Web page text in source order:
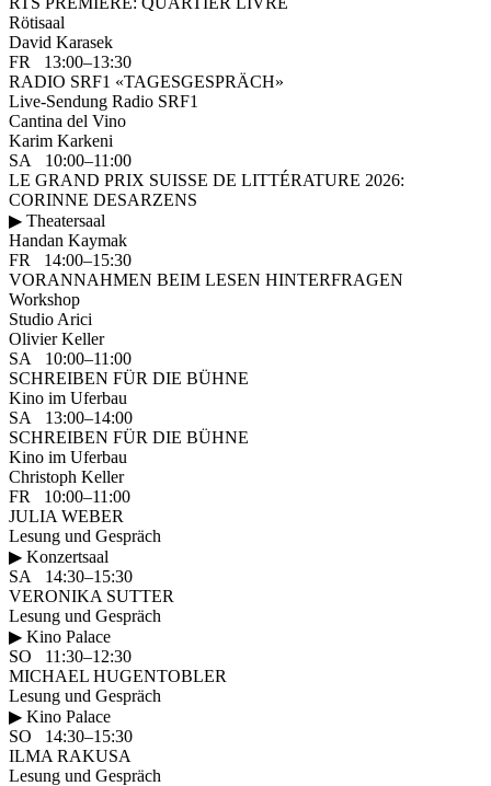
Rötisaal
David Karasek
FR 13:00–13:30
RADIO SRF1 «TAGESGESPRÄCH»
Live-Sendung Radio SRF1
Cantina del Vino
Karim Karkeni
SA 10:00–11:00
LE GRAND PRIX SUISSE DE LITTÉRATURE 2026:
CORINNE DESARZENS
▶ Theatersaal
Handan Kaymak
FR 14:00–15:30
VORANNAHMEN BEIM LESEN HINTERFRAGEN
Workshop
Studio Arici
Olivier Keller
SA 10:00–11:00
SCHREIBEN FÜR DIE BÜHNE
Kino im Uferbau
SA 13:00–14:00
SCHREIBEN FÜR DIE BÜHNE
Kino im Uferbau
Christoph Keller
FR 10:00–11:00
JULIA WEBER
Lesung und Gespräch
▶ Konzertsaal
SA 14:30–15:30
VERONIKA SUTTER
Lesung und Gespräch
▶ Kino Palace
SO 11:30–12:30
MICHAEL HUGENTOBLER
Lesung und Gespräch
▶ Kino Palace
SO 14:30–15:30
ILMA RAKUSA
Lesung und Gespräch